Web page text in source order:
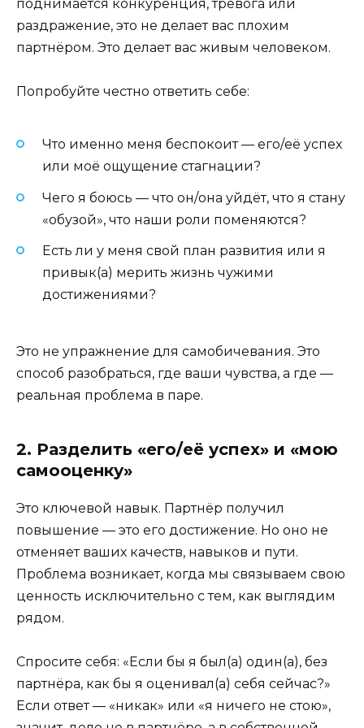
поднимается конкуренция, тревога или
раздражение, это не делает вас плохим
партнёром. Это делает вас живым человеком.
Попробуйте честно ответить себе:
Что именно меня беспокоит — его/её успех
или моё ощущение стагнации?
Чего я боюсь — что он/она уйдёт, что я стану
«обузой», что наши роли поменяются?
Есть ли у меня свой план развития или я
привык(а) мерить жизнь чужими
достижениями?
Это не упражнение для самобичевания. Это
способ разобраться, где ваши чувства, а где —
реальная проблема в паре.
2. Разделить «его/её успех» и «мою
самооценку»
Это ключевой навык. Партнёр получил
повышение — это его достижение. Но оно не
отменяет ваших качеств, навыков и пути.
Проблема возникает, когда мы связываем свою
ценность исключительно с тем, как выглядим
рядом.
Спросите себя: «Если бы я был(а) один(а), без
партнёра, как бы я оценивал(а) себя сейчас?»
Если ответ — «никак» или «я ничего не стою»,